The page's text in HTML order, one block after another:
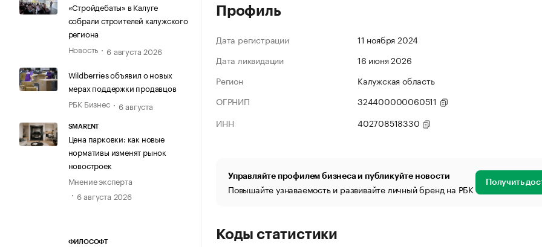
«Стройдебаты» в Калуге
собрали строителей калужского
региона
Новость
6 августа 2026
Wildberries объявил о новых
мерах поддержки продавцов
РБК Бизнес
6 августа
SMARENT
Цена парковки: как новые
нормативы изменят рынок
новостроек
Мнение эксперта
6 августа 2026
ФИЛОСОФТ
Профиль
Дата регистрации
11 ноября 2024
Дата ликвидации
16 июня 2026
Регион
Калужская область
ОГРНИП
324400000060511
ИНН
402708518330
Управляйте профилем бизнеса и публикуйте новости
Повышайте узнаваемость и развивайте личный бренд на РБК Получить
Коды статистики